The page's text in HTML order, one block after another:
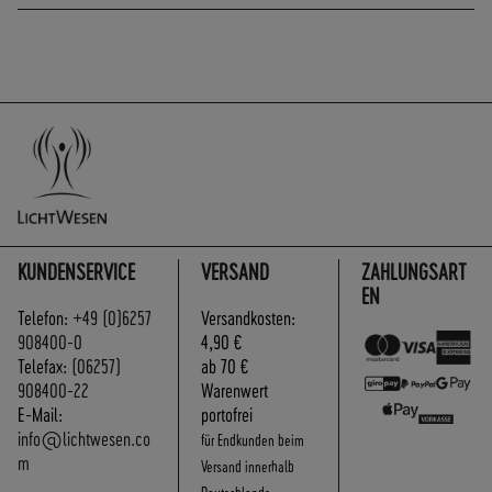
A
N
H
A
B
E
U
T
S
C
H
L
KUNDENSERVICE
Telefon: +49 (0)6257
908400-0
Telefax: (06257)
908400-22
E-Mail:
info@lichtwesen.co
m
ZAHLUNGSART
EN
VERSAND
Versandkosten:
4,90 €
ab 70 €
Warenwert
portofrei
für Endkunden beim
Versand innerhalb